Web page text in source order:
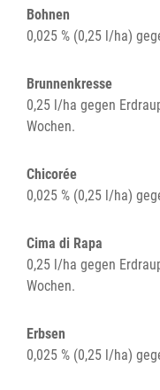
Bohnen
0,025 % (0,25 l/ha)
Brunnenkresse
0,25 l/ha gegen
Wochen.
Chicorée
0,025 % (0,25 l/ha)
Cima di Rapa
0,25 l/ha gegen
Wochen.
Erbsen
0,025 % (0,25 l/ha)